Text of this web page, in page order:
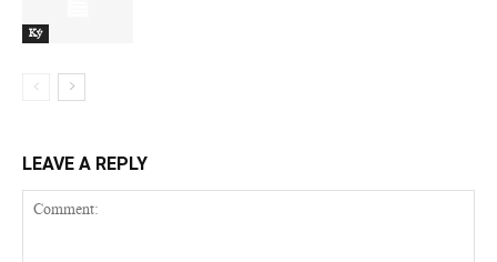
Ký
LEAVE A REPLY